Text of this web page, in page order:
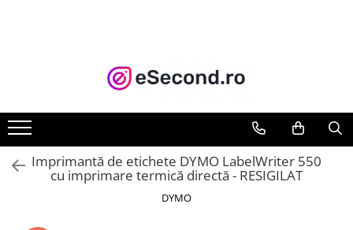
Accesorii Auto
Anvelope & Jante
Covorase auto
Echipamente pentru Atelier
Imprimantă de etichete DYMO LabelWriter 550
cu imprimare termică directă - RESIGILAT
DYMO